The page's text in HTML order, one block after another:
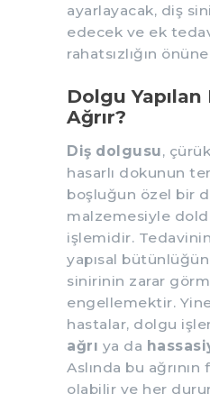
ayarlayacak, diş
edecek ve ek
rahatsızlığın
Dolgu
Ağrır?
Diş dolgusu,
hasarlı dokunun
boşluğun özel bir
malzemesiyle
işlemidir.
yapısal
sinirinin zarar
engellemektir.
hastalar, dolgu
ağrı ya da
Aslında bu ağrının
olabilir ve her